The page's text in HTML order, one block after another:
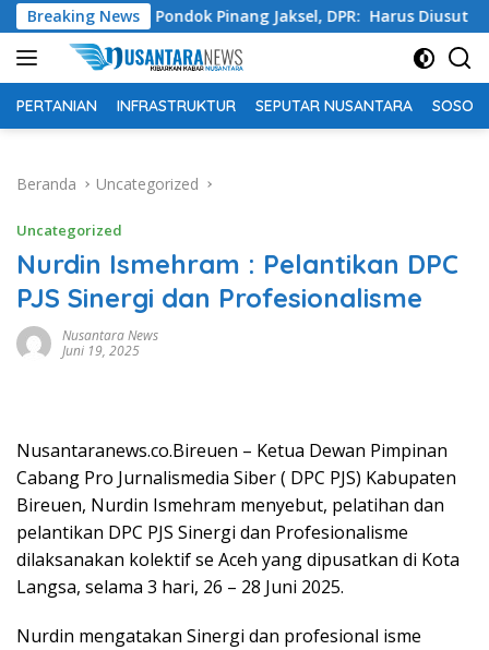
Langsung
ke
konten
Breaking News
Pondok Pinang Jaksel, DPR: Harus Diusut Tuntas
PERTANIAN INFRASTRUKTUR SEPUTAR NUSANTARA SOSOK
Beranda Uncategorized
Uncategorized
Nurdin Ismehram : Pelantikan DPC
PJS Sinergi dan Profesionalisme
Nusantara News
Juni 19, 2025
Nusantaranews.co.Bireuen – Ketua Dewan Pimpinan
Cabang Pro Jurnalismedia Siber ( DPC PJS) Kabupaten
Bireuen, Nurdin Ismehram menyebut, pelatihan dan
pelantikan DPC PJS Sinergi dan Profesionalisme
dilaksanakan kolektif se Aceh yang dipusatkan di Kota
Langsa, selama 3 hari, 26 – 28 Juni 2025.
Nurdin mengatakan Sinergi dan profesional isme